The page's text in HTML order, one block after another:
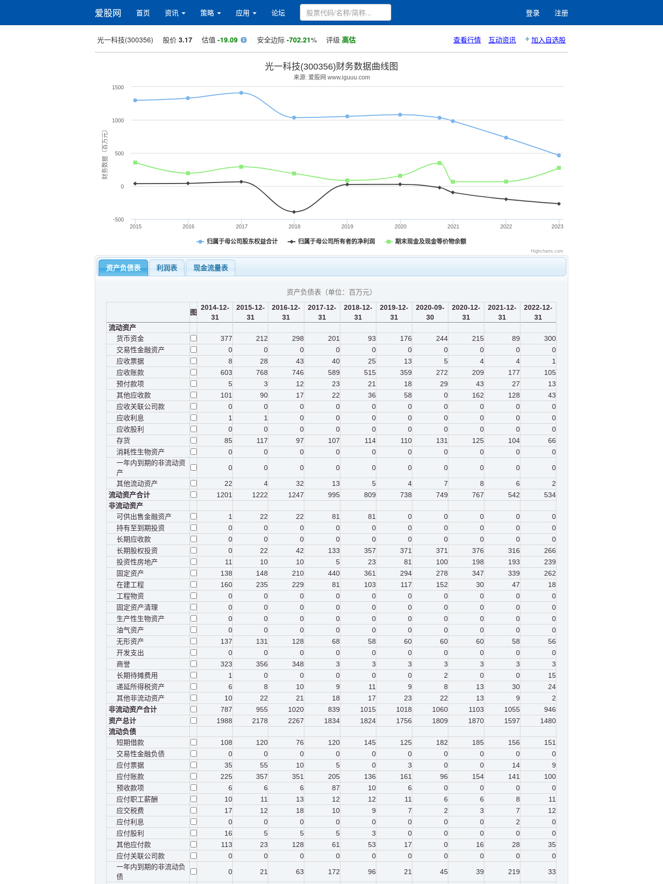
爱股网 首页 资讯 策略 应用 论坛 登录 注册
光一科技(300356) 股价 3.17 估值 -19.09 安全边际 -702.21% 评级 高估 查看行情 互动资讯 加入自选股
财务数据（百万元）
光一科技(300356)财务数据曲线图
来源: 爱股网 www.iguuu.com
归属于母公司股东权益合计 归属于母公司所有者的净利润 期末现金及现金等价物余额
2015 2016 2017 2018 2019 2020 2021 2022 2023
-500
0
500
1000
1500
Highcharts.com
资产负债表 利润表 现金流量表
资产负债表（单位： 百万元）
图
2014-12-
31
2015-12-
31
2016-12-
31
2017-12-
31
2018-12-
31
2019-12-
31
2020-09-
30
2020-12-
31
2021-12-
31
2022-12-
31
流动资产
货币资金
377 212 298 201 93 176 244 215 89
300
交易性金融资产
0 0 0 0 0 0 0 0 0
0
应收票据
8 28 43 40 25 13 5 4 4
1
应收账款
603 768 746 589 515 359 272 209 177
105
预付款项
5 3 12 23 21 18 29 43 27
13
其他应收款
101 90 17 22 36 58 0 162 128
43
应收关联公司款
0 0 0 0 0 0 0 0 0
0
应收利息
1 1 0 0 0 0 0 0 0
0
应收股利
0 0 0 0 0 0 0 0 0
0
存货
85 117 97 107 114 110 131 125 104
66
消耗性生物资产
0 0 0 0 0 0 0 0 0
0
一年内到期的非流动资
产
0 0 0 0 0 0 0 0 0
0
其他流动资产
22 4 32 13 5 4 7 8 6
2
流动资产合计
1201 1222 1247 995 809 738 749 767 542
534
非流动资产
可供出售金融资产
1 22 22 81 81 0 0 0 0
0
持有至到期投资
0 0 0 0 0 0 0 0 0
0
长期应收款
0 0 0 0 0 0 0 0 0
0
长期股权投资
0 22 42 133 357 371 371 376 316
266
投资性房地产
11 10 10 5 23 81 100 198 193
239
固定资产
138 148 210 440 361 294 278 347 339
262
在建工程
160 235 229 81 103 117 152 30 47
18
工程物资
0 0 0 0 0 0 0 0 0
0
固定资产清理
0 0 0 0 0 0 0 0 0
0
生产性生物资产
0 0 0 0 0 0 0 0 0
0
油气资产
0 0 0 0 0 0 0 0 0
0
无形资产
137 131 128 68 58 60 60 60 58
56
开发支出
0 0 0 0 0 0 0 0 0
0
商誉
323 356 348 3 3 3 3 3 3
3
长期待摊费用
1 0 0 0 0 0 2 0 0
15
递延所得税资产
6 8 10 9 11 9 8 13 30
24
其他非流动资产
10 22 21 18 17 23 22 13 9
2
非流动资产合计
787 955 1020 839 1015 1018 1060 1103 1055
946
资产总计
1988 2178 2267 1834 1824 1756 1809 1870 1597
1480
流动负债
短期借款
108 120 76 120 145 125 182 185 156
151
交易性金融负债
0 0 0 0 0 0 0 0 0
0
应付票据
35 55 10 5 0 3 0 0 14
9
应付账款
225 357 351 205 136 161 96 154 141
100
预收款项
6 6 6 87 10 6 0 0 0
0
应付职工薪酬
10 11 13 12 12 11 6 6 8
11
应交税费
17 12 18 10 9 7 2 3 7
12
应付利息
0 0 0 0 0 0 0 0 2
0
应付股利
16 5 5 5 3 0 0 0 0
0
其他应付款
113 23 128 61 53 17 0 16 28
35
应付关联公司款
0 0 0 0 0 0 0 0 0
0
一年内到期的非流动负
债
0 21 63 172 96 21 45 39 219
33